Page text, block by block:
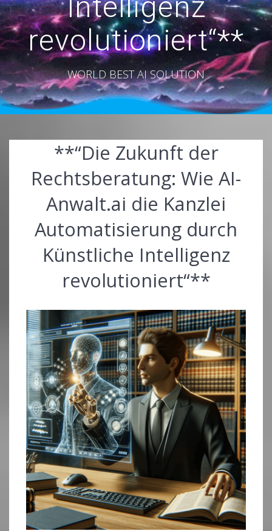
revolutioniert“**
WORLD BEST AI SOLUTION
**“Die Zukunft der
Rechtsberatung: Wie AI-
Anwalt.ai die Kanzlei
Automatisierung durch
Künstliche Intelligenz
revolutioniert“**